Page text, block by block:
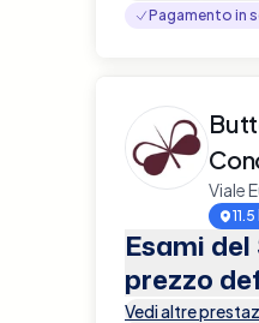
Pagamento in
Viale
Esami del
prezzo
Vedi altre